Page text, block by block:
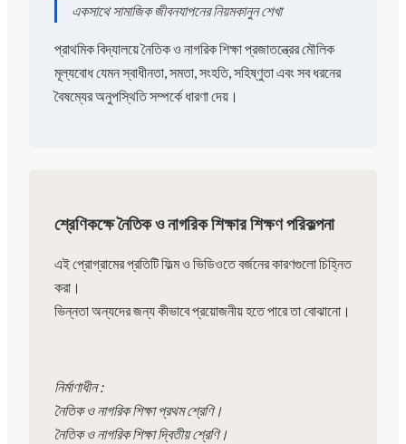
একসাথে সামাজিক জীবনযাপনের নিয়মকানুন শেখা
প্রাথমিক বিদ্যালয়ে নৈতিক ও নাগরিক শিক্ষা প্রজাতন্ত্রের মৌলিক
মূল্যবোধ যেমন স্বাধীনতা, সমতা, সংহতি, সহিষ্ণুতা এবং সব ধরনের
বৈষম্যের অনুপস্থিতি সম্পর্কে ধারণা দেয়।
শ্রেণিকক্ষে নৈতিক ও নাগরিক শিক্ষার শিক্ষণ পরিকল্পনা
এই প্রোগ্রামের প্রতিটি ফিল্ম ও ভিডিওতে বর্জনের কারণগুলো চিহ্নিত
করা।
ভিন্নতা অন্যদের জন্য কীভাবে প্রয়োজনীয় হতে পারে তা বোঝানো।
নির্মাণাধীন :
নৈতিক ও নাগরিক শিক্ষা প্রথম শ্রেণি।
নৈতিক ও নাগরিক শিক্ষা দ্বিতীয় শ্রেণি।